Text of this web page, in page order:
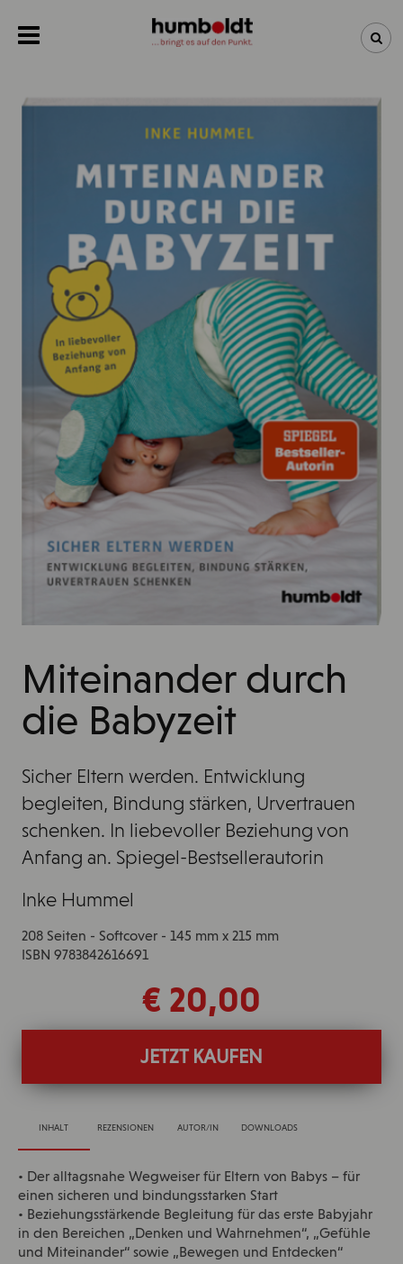
NEUHEITEN
BÜCHER
ÜBER UNS
Miteinander durch
die Babyzeit
Sicher Eltern werden. Entwicklung
begleiten, Bindung stärken, Urvertrauen
schenken. In liebevoller Beziehung von
Anfang an. Spiegel-Bestsellerautorin
Inke Hummel
208 Seiten - Softcover - 145 mm x 215 mm
ISBN 9783842616691
€ 20,00
JETZT KAUFEN
INHALT REZENSIONEN AUTOR/IN DOWNLOADS
• Der alltagsnahe Wegweiser für Eltern von Babys – für
einen sicheren und bindungsstarken Start
• Beziehungsstärkende Begleitung für das erste Babyjahr
in den Bereichen „Denken und Wahrnehmen“, „Gefühle
und Miteinander“ sowie „Bewegen und Entdecken“